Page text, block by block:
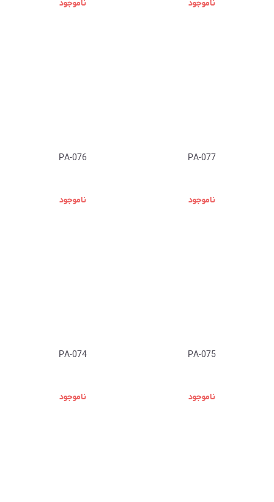
ناموجود ناموجود
PA-077
ناموجود
PA-076
ناموجود
PA-075
ناموجود
PA-074
ناموجود